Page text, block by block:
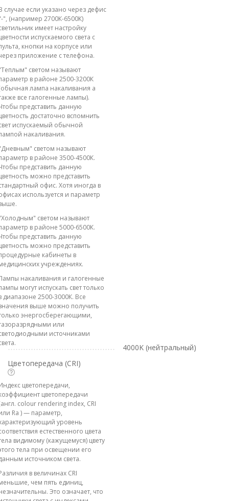
случае если указано через дефис
", (например 2700К-6500К)
имеет настройку
испускаемого света с
кнопки на корпусе или
приложение с телефона.
светом называют
в районе 2500-3200К
лампа накаливания а
все галогенные лампы).
представить данную
достаточно вспомнить
испускаемый обычной
накаливания.
светом называют
в районе 3500-4500К.
представить данную
можно представить
офис. Хотя иногда в
используется и параметр
светом называют
в районе 5000-6500К.
представить данную
можно представить
кабинеты в
учреждениях.
накаливания и галогенные
могут испускать свет только
диапазоне 2500-3000К. Все
выше можно получить
энергосберегающими,
или
источниками
4000K (нейтральный)
Цветопередача (CRI)
цветопередачи,
цветопередачи
colour rendering index, CRI
Ra ) — параметр,
уровень
естественного цвета
видимому (кажущемуся) цвету
тела при освещении его
источником света.
в величинах CRI
чем пять единиц,
Это означает, что